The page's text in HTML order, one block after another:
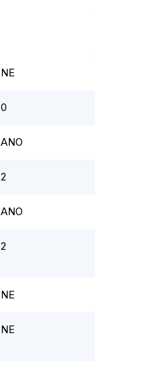
NE
0
ANO
2
ANO
2
NE
NE